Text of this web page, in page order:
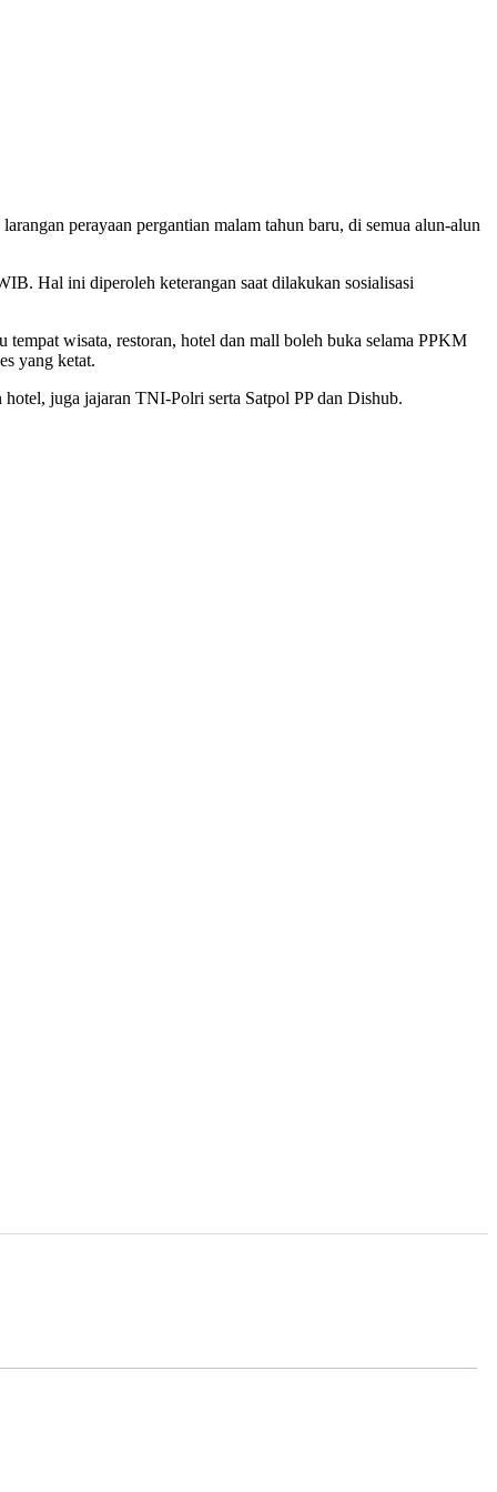
perayaan pergantian malam tahun baru, di semua alun-alun
Hal ini diperoleh keterangan saat dilakukan sosialisasi
wisata, restoran, hotel dan mall boleh buka selama PPKM
yang ketat.
juga jajaran TNI-Polri serta Satpol PP dan Dishub.